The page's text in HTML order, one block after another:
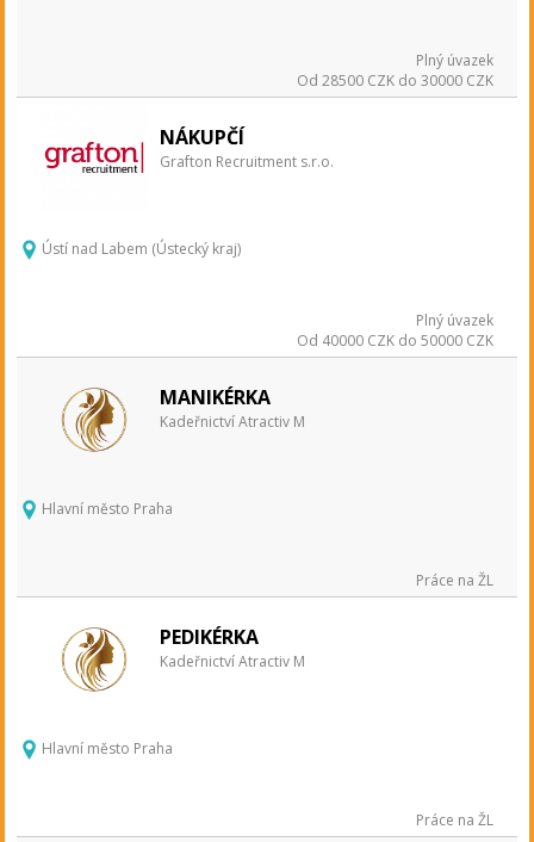
Plný úvazek
Od 28500 CZK do 30000 CZK
NÁKUPČÍ
Grafton Recruitment s.r.o.
Ústí nad Labem (Ústecký kraj)
Plný úvazek
Od 40000 CZK do 50000 CZK
MANIKÉRKA
Kadeřnictví Atractiv M
Hlavní město Praha
Práce na ŽL
PEDIKÉRKA
Kadeřnictví Atractiv M
Hlavní město Praha
Práce na ŽL